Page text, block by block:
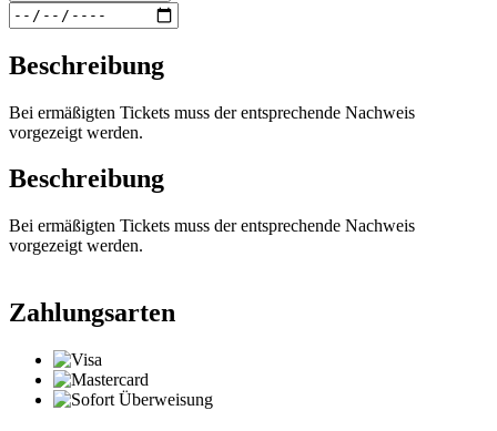
Beschreibung
Bei ermäßigten Tickets muss der entsprechende Nachweis
vorgezeigt werden.
Beschreibung
Bei ermäßigten Tickets muss der entsprechende Nachweis
vorgezeigt werden.
Zahlungsarten